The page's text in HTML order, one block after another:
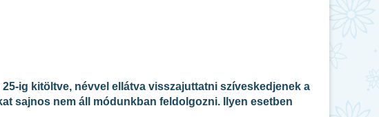
ig kitöltve, névvel ellátva visszajuttatni szíveskedjenek a
sajnos nem áll módunkban feldolgozni. Ilyen esetben